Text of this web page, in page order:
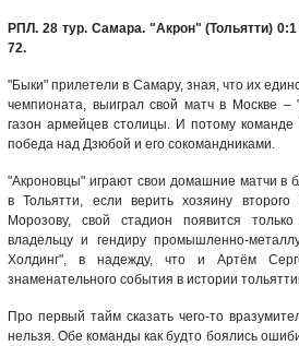
РПЛ. 28 тур. Самара. "Акрон" (Тольятти)
72.
"Быки" прилетели в Самару, зная, что их
чемпионата, выиграл свой матч в Москве –
газон армейцев столицы. И потому
победа над Дзюбой и его сокомандниками.
"Акроновцы" играют свои домашние матчи в
в Тольятти, если верить хозяину
Морозову, свой стадион появится
владельцу и гендиру промышленно-
Холдинг", в надежду, что и Артём
знаменательного события в истории
Про первый тайм сказать чего-то
нельзя. Обе команды как будто боялись